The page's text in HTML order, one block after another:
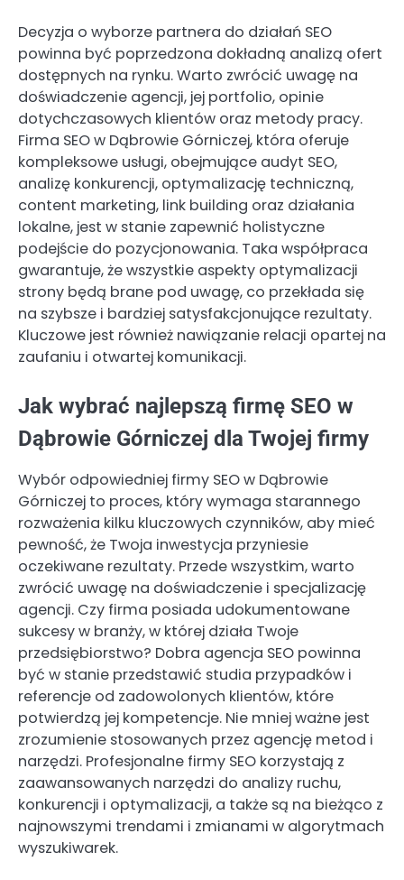
Decyzja o wyborze partnera do działań SEO
powinna być poprzedzona dokładną analizą ofert
dostępnych na rynku. Warto zwrócić uwagę na
doświadczenie agencji, jej portfolio, opinie
dotychczasowych klientów oraz metody pracy.
Firma SEO w Dąbrowie Górniczej, która oferuje
kompleksowe usługi, obejmujące audyt SEO,
analizę konkurencji, optymalizację techniczną,
content marketing, link building oraz działania
lokalne, jest w stanie zapewnić holistyczne
podejście do pozycjonowania. Taka współpraca
gwarantuje, że wszystkie aspekty optymalizacji
strony będą brane pod uwagę, co przekłada się
na szybsze i bardziej satysfakcjonujące rezultaty.
Kluczowe jest również nawiązanie relacji opartej na
zaufaniu i otwartej komunikacji.
Jak wybrać najlepszą firmę SEO w
Dąbrowie Górniczej dla Twojej firmy
Wybór odpowiedniej firmy SEO w Dąbrowie
Górniczej to proces, który wymaga starannego
rozważenia kilku kluczowych czynników, aby mieć
pewność, że Twoja inwestycja przyniesie
oczekiwane rezultaty. Przede wszystkim, warto
zwrócić uwagę na doświadczenie i specjalizację
agencji. Czy firma posiada udokumentowane
sukcesy w branży, w której działa Twoje
przedsiębiorstwo? Dobra agencja SEO powinna
być w stanie przedstawić studia przypadków i
referencje od zadowolonych klientów, które
potwierdzą jej kompetencje. Nie mniej ważne jest
zrozumienie stosowanych przez agencję metod i
narzędzi. Profesjonalne firmy SEO korzystają z
zaawansowanych narzędzi do analizy ruchu,
konkurencji i optymalizacji, a także są na bieżąco z
najnowszymi trendami i zmianami w algorytmach
wyszukiwarek.